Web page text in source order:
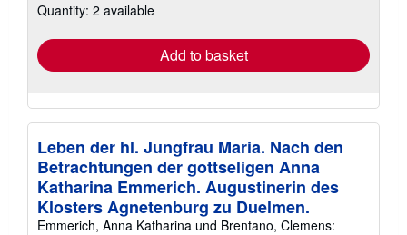
shipping
Quantity: 2 available
Add to basket
Leben der hl. Jungfrau Maria. Nach den
Betrachtungen der gottseligen Anna
Katharina Emmerich. Augustinerin des
Klosters Agnetenburg zu Duelmen.
Emmerich, Anna Katharina und Brentano, Clemens: